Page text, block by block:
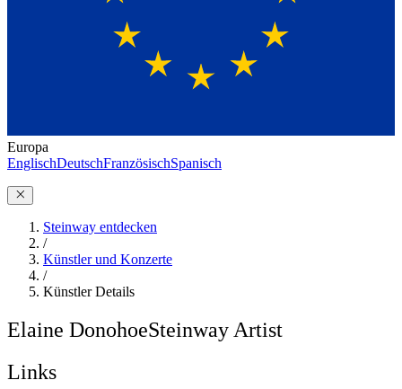
Europa
EnglischDeutschFranzösischSpanisch
Steinway entdecken
/
Künstler und Konzerte
/
Künstler Details
Elaine DonohoeSteinway Artist
Links